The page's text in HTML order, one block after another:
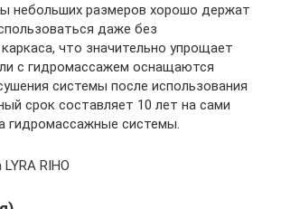
небольших размеров хорошо держат
даже без
что значительно упрощает
с гидромассажем оснащаются
системы после использования
срок составляет 10 лет на сами
гидромассажные системы.
RIHO